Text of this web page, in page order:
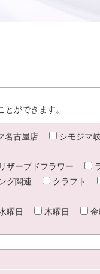
ができます。
名古屋店 シモジマ
ザーブドフラワー
グ関連 クラフト
曜日 木曜日 金